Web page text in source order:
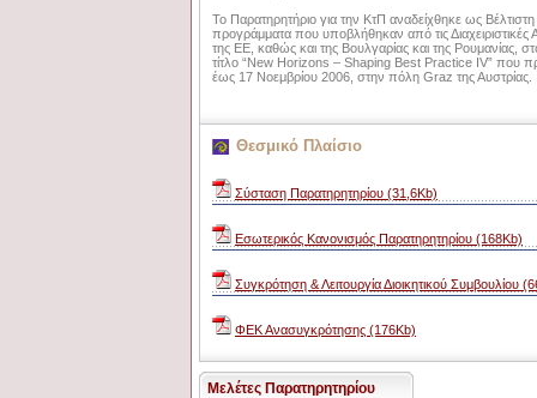
Το Παρατηρητήριο για την ΚτΠ αναδείχθηκε ως
προγράμματα που υποβλήθηκαν από τις
της ΕΕ, καθώς και της Βουλγαρίας και της Ρουμανίας,
τίτλο “New Horizons – Shaping Best Practice IV” που
έως 17 Νοεμβρίου 2006, στην πόλη Graz της Αυστρίας.
Θεσμικό Πλαίσιο
Σύσταση Παρατηρητηρίου (31,6Kb)
Eσωτερικός Κανονισμός Παρατηρητηρίου (168Kb)
Συγκρότηση & Λειτουργία Διοικητικού Συμβουλίου
ΦΕΚ Ανασυγκρότησης (176Kb)
Μελέτες Παρατηρητηρίου